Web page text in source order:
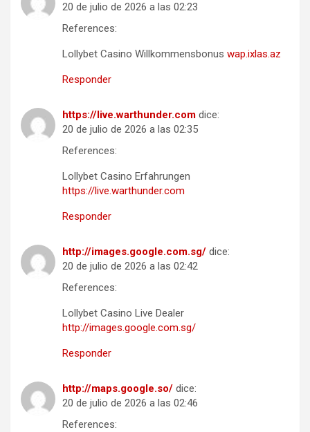
20 de julio de 2026 a las 02:23
References:
Lollybet Casino Willkommensbonus wap.ixlas.az
Responder
https://live.warthunder.com dice:
20 de julio de 2026 a las 02:35
References:
Lollybet Casino Erfahrungen
https://live.warthunder.com
Responder
http://images.google.com.sg/ dice:
20 de julio de 2026 a las 02:42
References:
Lollybet Casino Live Dealer
http://images.google.com.sg/
Responder
http://maps.google.so/ dice:
20 de julio de 2026 a las 02:46
References: